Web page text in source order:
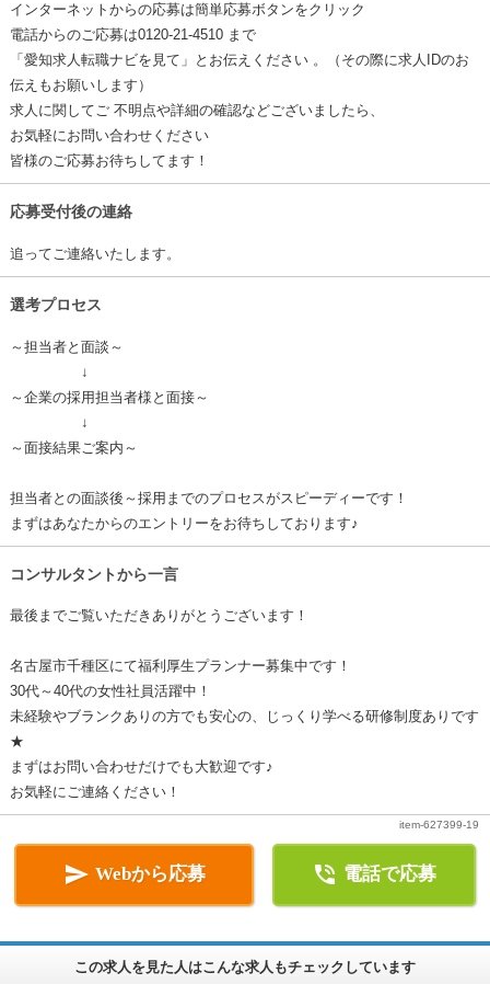
インターネットからの応募は簡単応募ボタンをクリック
電話からのご応募は0120-21-4510 まで
「愛知求人転職ナビを見て」とお伝えください 。（その際に求人IDのお
伝えもお願いします）
求人に関してご 不明点や詳細の確認などございましたら、
お気軽にお問い合わせください
皆様のご応募お待ちしてます！
応募受付後の連絡
追ってご連絡いたします。
選考プロセス
～担当者と面談～
↓
～企業の採用担当者様と面接～
↓
～面接結果ご案内～
担当者との面談後～採用までのプロセスがスピーディーです！
まずはあなたからのエントリーをお待ちしております♪
コンサルタントから一言
最後までご覧いただきありがとうございます！
名古屋市千種区にて福利厚生プランナー募集中です！
30代～40代の女性社員活躍中！
未経験やブランクありの方でも安心の、じっくり学べる研修制度ありです
★
まずはお問い合わせだけでも大歓迎です♪
お気軽にご連絡ください！
item-627399-19
 Webから応募  電話で応募
この求人を見た人はこんな求人もチェックしています